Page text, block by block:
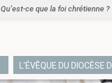
Qu’est-ce que la foi chrétienne ?
L’ÉVÊQUE DU DIOCÈSE